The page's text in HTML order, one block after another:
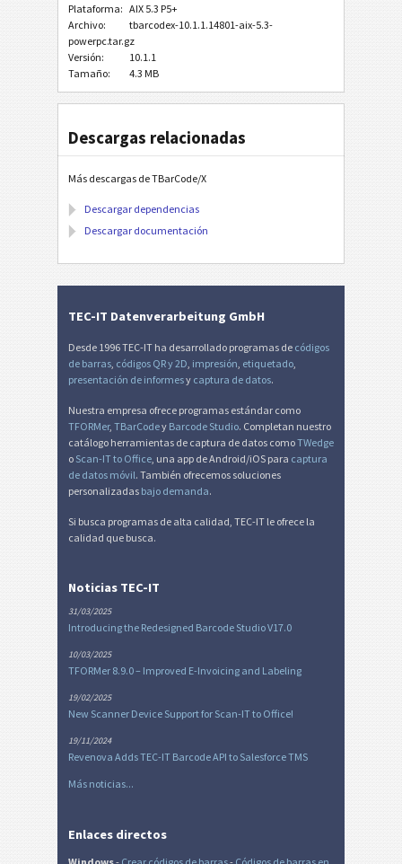
Plataforma: AIX 5.3 P5+
Archivo:
tbarcodex-10.1.1.14801-aix-5.3-
powerpc.tar.gz
Versión:
10.1.1
Tamaño:
4.3 MB
Descargas relacionadas
Más descargas de TBarCode/X
Descargar dependencias
Descargar documentación
TEC-IT Datenverarbeitung GmbH
Desde 1996 TEC-IT ha desarrollado programas de códigos
de barras códigos QR y 2D impresión etiquetado
presentación de informesy captura de datos.
Nuestra empresa ofrece programas estándar como
TFORMer, TBarCodey Barcode Studio. Completan nuestro
catálogo herramientas de captura de datos comoTWedge
o Scan-IT to Office , una app de Android/iOS para captura
de datos móvil. También ofrecemos soluciones
personalizadas bajo demanda.
Si busca programas de alta calidad, TEC-IT le ofrece la
calidad que busca.
Noticias TEC-IT
31/03/2025
Introducing the Redesigned Barcode Studio V17.0
10/03/2025
TFORMer 8.9.0 – Improved E-Invoicing and Labeling
19/02/2025
New Scanner Device Support for Scan-IT to Office!
19/11/2024
Revenova Adds TEC-IT Barcode API to Salesforce TMS
Más noticias...
Enlaces directos